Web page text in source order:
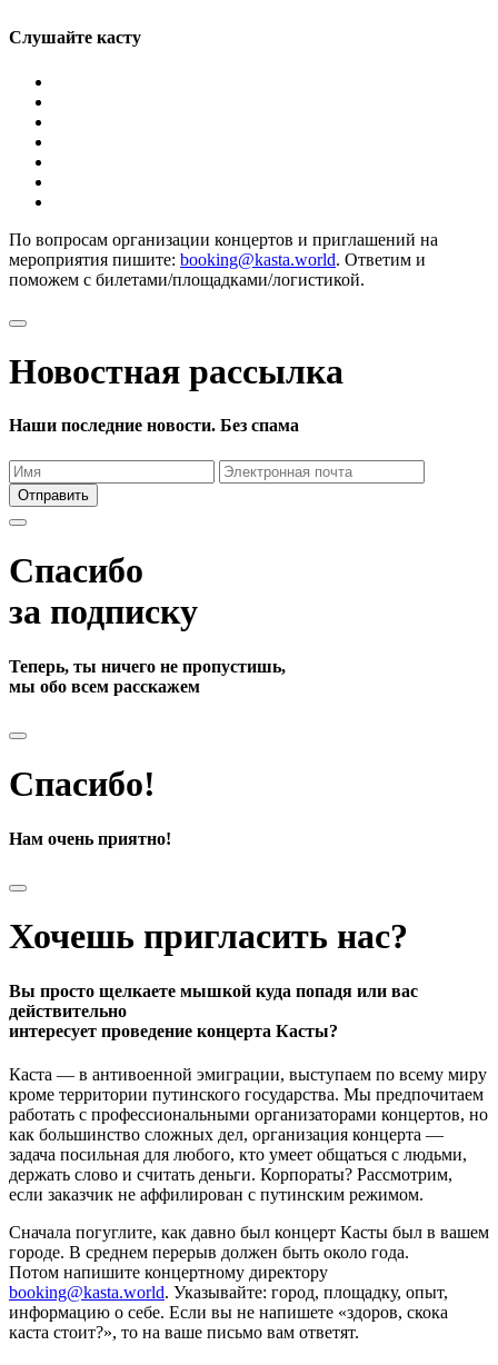
Слушайте касту
По вопросам организации концертов и приглашений на
мероприятия пишите: booking@kasta.world. Ответим и
поможем с билетами/площадками/логистикой.
Новостная рассылка
Наши последние новости. Без спама
Отправить
Спасибо
за подписку
Теперь, ты ничего не пропустишь,
мы обо всем расскажем
Спасибо!
Нам очень приятно!
Хочешь пригласить нас?
Вы просто щелкаете мышкой куда попадя или вас
действительно
интересует проведение концерта Касты?
Каста — в антивоенной эмиграции, выступаем по всему миру
кроме территории путинского государства. Мы предпочитаем
работать с профессиональными организаторами концертов, но
как большинство сложных дел, организация концерта —
задача посильная для любого, кто умеет общаться с людьми,
держать слово и считать деньги. Корпораты? Рассмотрим,
если заказчик не аффилирован с путинским режимом.
Сначала погуглите, как давно был концерт Касты был в вашем
городе. В среднем перерыв должен быть около года.
Потом напишите концертному директору
booking@kasta.world. Указывайте: город, площадку, опыт,
информацию о себе. Если вы не напишете «здоров, скока
каста стоит?», то на ваше письмо вам ответят.